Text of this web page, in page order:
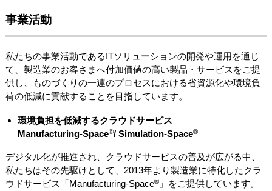
事業活動
私たちの事業活動であるITソリューションの開発や運用を通じ
て、製造業のお客さまへ付加価値の高い製品・サービスをご提
供し、ものづくりの一連のプロセスにおける省資源化や環境負
荷の低減に貢献することを目指しています。
環境負担を低減するクラウドサービス
Manufacturing-Space®/ Simulation-Space®
デジタル化が推進され、クラウドサービスの普及が広がる中、
私たちはその先駆けとして、2013年より製造業に特化したクラ
ウドサービス「Manufacturing-Space®」をご提供しています。